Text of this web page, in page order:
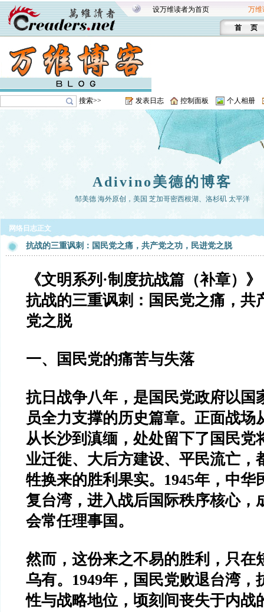
设万维读者为首页 万维
首 页
搜索>> 发表日志 控制面板 个人相册
Adivino美德的博客
邹美德 海外原创，美国 芝加哥密西根湖、洛杉矶 太平洋
网络日志正文
抗战的三重讽刺：国民党之痛，共产党之功，民进党之脱
《文明系列·制度抗战篇（补章）》
抗战的三重讽刺：国民党之痛，共
党之脱
一、国民党的痛苦与失落
抗日战争八年，是国民党政府以国
员全力支撑的历史篇章。正面战场
从长沙到滇缅，处处留下了国民党
业迁徙、大后方建设、平民流亡，
牲换来的胜利果实。1945年，中华
复台湾，进入战后国际秩序核心，
会常任理事国。
然而，这份来之不易的胜利，只在
乌有。1949年，国民党败退台湾，
性与战略地位，顷刻间丧失于内战